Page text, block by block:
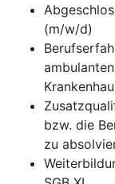
(m/w/d)
bzw. die
zu